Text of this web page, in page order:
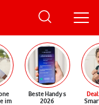
im
Beste Handys
2026
Deal